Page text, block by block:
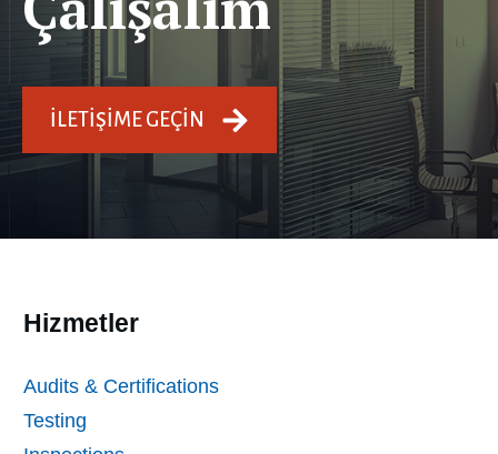
İLETIŞIME GEÇIN
Hizmetler
Audits & Certifications
Testing